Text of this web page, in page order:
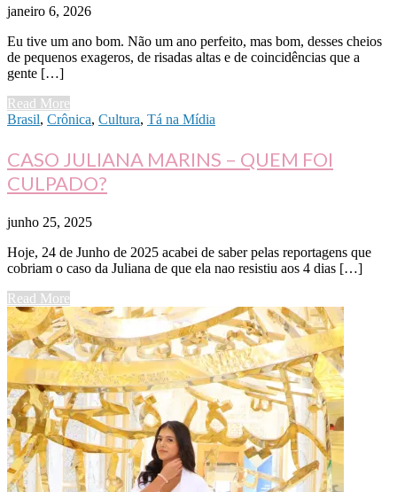
janeiro 6, 2026
Eu tive um ano bom. Não um ano perfeito, mas bom, desses cheios
de pequenos exageros, de risadas altas e de coincidências que a
gente […]
Read More
Brasil, Crônica, Cultura, Tá na Mídia
CASO JULIANA MARINS – QUEM FOI
CULPADO?
junho 25, 2025
Hoje, 24 de Junho de 2025 acabei de saber pelas reportagens que
cobriam o caso da Juliana de que ela nao resistiu aos 4 dias […]
Read More